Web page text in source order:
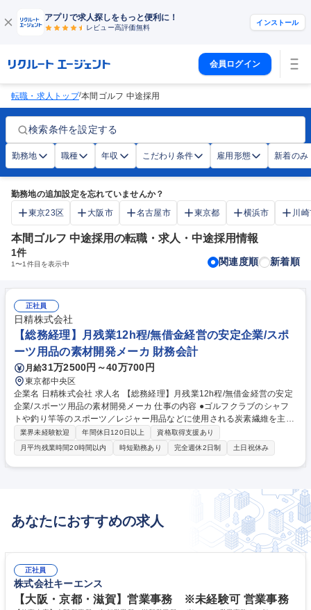
アプリで求人探しをもっと便利に！
レビュー高評価無料
インストール
会員ログイン
転職・求人トップ/本間ゴルフ 中途採用
検索条件を設定する
勤務地 職種 年収 こだわり条件 雇用形態 新着のみ
勤務地の追加設定を忘れていませんか？
東京23区
大阪市 名古屋市 東京都 横浜市 川
本間ゴルフ 中途採用の転職・求人・中途採用情報
1件
1〜1 件目を表示中 関連度順 新着順
正社員
日精株式会社
【総務経理】月残業12h程/無借金経営の安定企業/スポ
ーツ用品の素材開発メーカ 財務会計
月給31万2500円～40万700円
東京都中央区
企業名 日精株式会社 求人名 【総務経理】月残業12h程/無借金経営の安定
企業/スポーツ用品の素材開発メーカ 仕事の内容 ●ゴルフクラブのシャフ
トや釣り竿等のスポーツ／レジャー用品などに使用される炭素繊維を主体
とした素材を販売する当社にて、経理、総務、社内システムのヘルプデス
ク対応をメインにお任せします。 《具体的には》東京支店で発生する費用
処理・入力業務、月次決算の一部資料作成、総務関連の備品管理・設備管
理、中途採用・新卒採用の人事業務、基幹システム関連の営業サポート・
スキルアップが可能です。専門性を深めるのではなく管理部門全般のスキ
月残業12h程/無借金経営の安定企業/スポーツ用品の素材開発メーカ
業界未経験歓迎 年間休日120日以上
資格取得支援あり
月平均残業時間20時間以内
時短勤務あり 完全週休2日制 土日祝休み
あなたにおすすめの求人
正社員
株式会社キーエンス
【大阪・京都・滋賀】営業事務 ※未経験可 営業事務